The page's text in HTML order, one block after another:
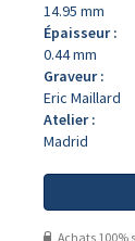
14.95 mm
Épaisseur :
0.44 mm
Graveur :
Eric Maillard
Atelier :
Madrid
Achats 100%